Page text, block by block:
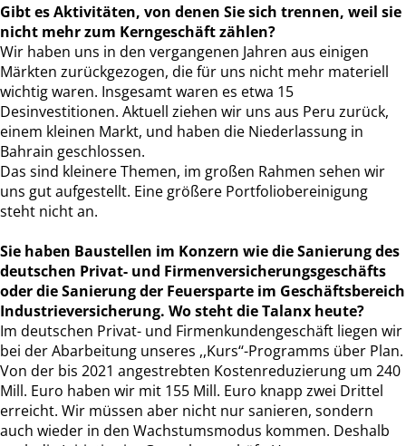
Gibt es Aktivitäten, von denen Sie sich trennen, weil sie
nicht mehr zum Kerngeschäft zählen?
Wir haben uns in den vergangenen Jahren aus einigen
Märkten zurückgezogen, die für uns nicht mehr materiell
wichtig waren. Insgesamt waren es etwa 15
Desinvestitionen. Aktuell ziehen wir uns aus Peru zurück,
einem kleinen Markt, und haben die Niederlassung in
Bahrain geschlossen.
Das sind kleinere Themen, im großen Rahmen sehen wir
uns gut aufgestellt. Eine größere Portfoliobereinigung
steht nicht an.
Sie haben Baustellen im Konzern wie die Sanierung des
deutschen Privat- und Firmenversicherungsgeschäfts
oder die Sanierung der Feuersparte im Geschäftsbereich
Industrieversicherung. Wo steht die Talanx heute?
Im deutschen Privat- und Firmenkundengeschäft liegen wir
bei der Abarbeitung unseres ,,Kurs‘‘-Programms über Plan.
Von der bis 2021 angestrebten Kostenreduzierung um 240
Mill. Euro haben wir mit 155 Mill. Euro knapp zwei Drittel
erreicht. Wir müssen aber nicht nur sanieren, sondern
auch wieder in den Wachstumsmodus kommen. Deshalb